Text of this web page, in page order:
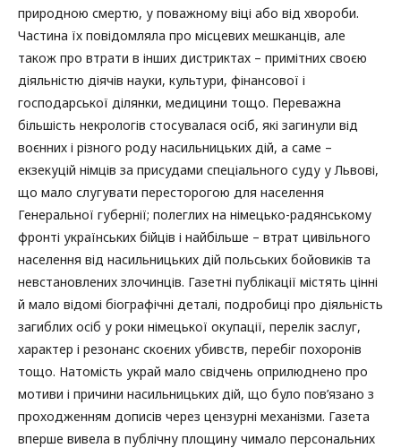
природною смертю, у поважному віці або від хвороби.
Частина їх повідомляла про місцевих мешканців, але
також про втрати в інших дистриктах – примітних своєю
діяльністю діячів науки, культури, фінансової і
господарської ділянки, медицини тощо. Переважна
більшість некрологів стосувалася осіб, які загинули від
воєнних і різного роду насильницьких дій, а саме –
екзекуцій німців за присудами спеціального суду у Львові,
що мало слугувати пересторогою для населення
Генеральної губернії; полеглих на німецько-радянському
фронті українських бійців і найбільше – втрат цивільного
населення від насильницьких дій польських бойовиків та
невстановлених злочинців. Газетні публікації містять цінні
й мало відомі біографічні деталі, подробиці про діяльність
загиблих осіб у роки німецької окупації, перелік заслуг,
характер і резонанс скоєних убивств, перебіг похоронів
тощо. Натомість украй мало свідчень оприлюднено про
мотиви і причини насильницьких дій, що було пов’язано з
проходженням дописів через цензурні механізми. Газета
вперше вивела в публічну площину чимало персональних